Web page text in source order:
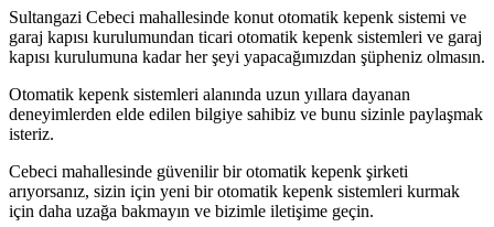
Sultangazi Cebeci mahallesinde konut otomatik kepenk sistemi ve
garaj kapısı kurulumundan ticari otomatik kepenk sistemleri ve garaj
kapısı kurulumuna kadar her şeyi yapacağımızdan şüpheniz olmasın.
Otomatik kepenk sistemleri alanında uzun yıllara dayanan
deneyimlerden elde edilen bilgiye sahibiz ve bunu sizinle paylaşmak
isteriz.
Cebeci mahallesinde güvenilir bir otomatik kepenk şirketi
arıyorsanız, sizin için yeni bir otomatik kepenk sistemleri kurmak
için daha uzağa bakmayın ve bizimle iletişime geçin.